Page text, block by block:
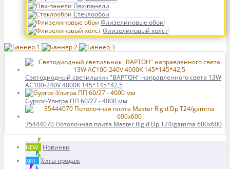
Пвх-панели
Стеклообои
Флизелиновые обои
Флизелиновый холст
Светодиодный светильник "ВАРТОН" направленного света 13W
AC100-240V 4000K 145*145*42,5
Gyproc-Ультра ПП 60/27 - 4000 мм
35444070 Потолочная плита Master Rigid Dp T24/gamma 600x600
NEW Новинки
ХИТ Хиты продаж